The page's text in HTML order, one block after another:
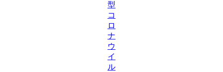
型
コ
ロ
ナ
ウ
イ
ル